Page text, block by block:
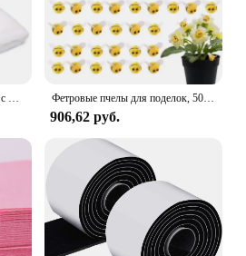
Набор для валяния животных с поролоновым ковриком, для проектов ручной работы, для начинающих, игла, наборы принадлежностей для валяния с инструментами Фетровые пчелы для поделок, 50 шт., фетровая пчела, плюшевые искусственные пчелы для украшения детского душа, одежда, шляпа, тематическое украшение для вечеринки, костюм пчелы
906,62 руб.